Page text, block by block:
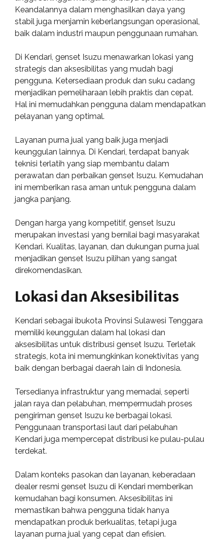
Keandalannya dalam menghasilkan daya yang
stabil juga menjamin keberlangsungan operasional,
baik dalam industri maupun penggunaan rumahan.
Di Kendari, genset Isuzu menawarkan lokasi yang
strategis dan aksesibilitas yang mudah bagi
pengguna. Ketersediaan produk dan suku cadang
menjadikan pemeliharaan lebih praktis dan cepat.
Hal ini memudahkan pengguna dalam mendapatkan
pelayanan yang optimal.
Layanan purna jual yang baik juga menjadi
keunggulan lainnya. Di Kendari, terdapat banyak
teknisi terlatih yang siap membantu dalam
perawatan dan perbaikan genset Isuzu. Kemudahan
ini memberikan rasa aman untuk pengguna dalam
jangka panjang.
Dengan harga yang kompetitif, genset Isuzu
merupakan investasi yang bernilai bagi masyarakat
Kendari. Kualitas, layanan, dan dukungan purna jual
menjadikan genset Isuzu pilihan yang sangat
direkomendasikan.
Lokasi dan Aksesibilitas
Kendari sebagai ibukota Provinsi Sulawesi Tenggara
memiliki keunggulan dalam hal lokasi dan
aksesibilitas untuk distribusi genset Isuzu. Terletak
strategis, kota ini memungkinkan konektivitas yang
baik dengan berbagai daerah lain di Indonesia.
Tersedianya infrastruktur yang memadai, seperti
jalan raya dan pelabuhan, mempermudah proses
pengiriman genset Isuzu ke berbagai lokasi.
Penggunaan transportasi laut dari pelabuhan
Kendari juga mempercepat distribusi ke pulau-pulau
terdekat.
Dalam konteks pasokan dan layanan, keberadaan
dealer resmi genset Isuzu di Kendari memberikan
kemudahan bagi konsumen. Aksesibilitas ini
memastikan bahwa pengguna tidak hanya
mendapatkan produk berkualitas, tetapi juga
layanan purna jual yang cepat dan efisien.